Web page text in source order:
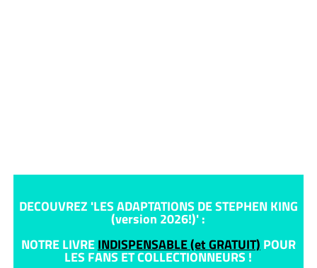
DECOUVREZ 'LES ADAPTATIONS DE STEPHEN KING
(version 2026!)' :
NOTRE LIVREINDISPENSABLE (et GRATUIT) POUR
LES FANS ET COLLECTIONNEURS !